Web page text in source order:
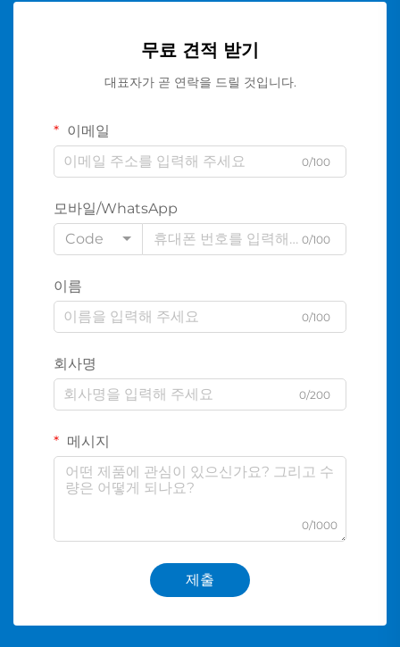
무료 견적 받기
대표자가 곧 연락을 드릴 것입니다.
이메일
0/100
모바일/WhatsApp
Code
0/100
이름
0/100
회사명
0/200
메시지
0/1000
제출